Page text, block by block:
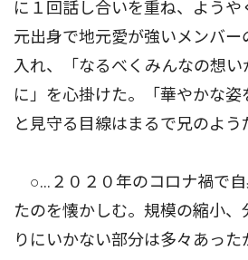
に１回話し合いを重ね、ようや
元出身で地元愛が強いメンバー
入れ、「なるべくみんなの想い
に」を心掛けた。「華やかな姿
と見守る目線はまるで兄のよう
○…２０２０年のコロナ禍で自
たのを懐かしむ。規模の縮小
りにいかない部分は多々あっ